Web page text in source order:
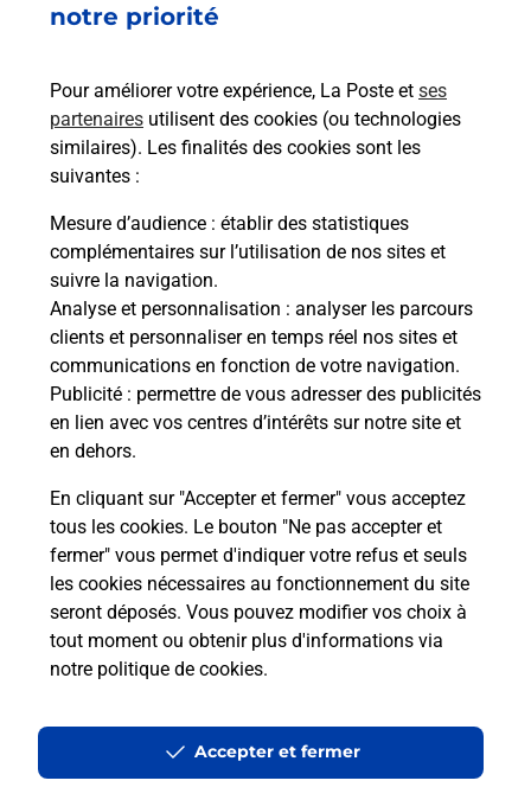
notre priorité
Pour améliorer votre expérience, La Poste et ses
partenaires utilisent des cookies (ou technologies
similaires). Les finalités des cookies sont les
suivantes :
Mesure d’audience : établir des statistiques
complémentaires sur l’utilisation de nos sites et
suivre la navigation.
Analyse et personnalisation : analyser les parcours
clients et personnaliser en temps réel nos sites et
communications en fonction de votre navigation.
Publicité : permettre de vous adresser des publicités
en lien avec vos centres d’intérêts sur notre site et
en dehors.
En cliquant sur "Accepter et fermer" vous acceptez
tous les cookies. Le bouton "Ne pas accepter et
fermer" vous permet d'indiquer votre refus et seuls
les cookies nécessaires au fonctionnement du site
seront déposés. Vous pouvez modifier vos choix à
tout moment ou obtenir plus d'informations via
notre politique de cookies.
Accepter et fermer
14 RUE ARTHUR LAMBERT
En savoir plus
Malin !
La Poste
en ligne
Ouvert 24h/24
En savoir plus
Eure-et-Loir TOURY
Accessibilité : partiellement conforme